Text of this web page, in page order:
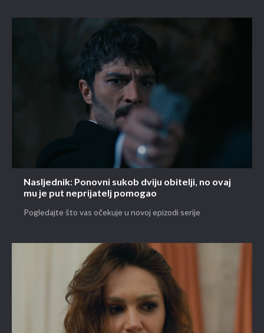
Nasljednik: Ponovni sukob dviju obitelji, no ovaj
mu je put neprijatelj pomogao
Pogledajte što vas očekuje u novoj epizodi serije